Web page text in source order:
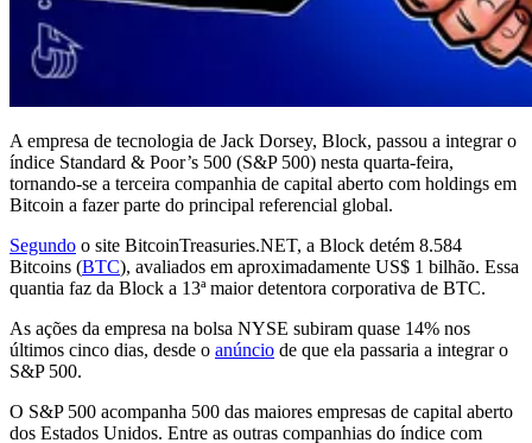
A empresa de tecnologia de Jack Dorsey, Block, passou a integrar o
índice Standard & Poor’s 500 (S&P 500) nesta quarta-feira,
tornando-se a terceira companhia de capital aberto com holdings em
Bitcoin a fazer parte do principal referencial global.
Segundo o site BitcoinTreasuries.NET, a Block detém 8.584
Bitcoins (BTC), avaliados em aproximadamente US$ 1 bilhão. Essa
quantia faz da Block a 13ª maior detentora corporativa de BTC.
As ações da empresa na bolsa NYSE subiram quase 14% nos
últimos cinco dias, desde o anúncio de que ela passaria a integrar o
S&P 500.
O S&P 500 acompanha 500 das maiores empresas de capital aberto
dos Estados Unidos. Entre as outras companhias do índice com